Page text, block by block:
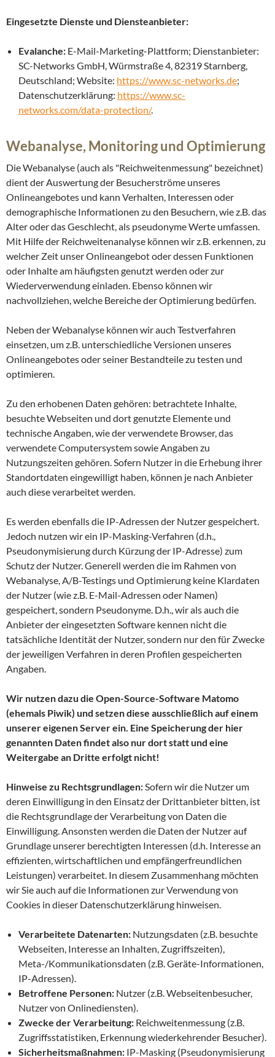
Eingesetzte Dienste und Diensteanbieter:
Evalanche: E-Mail-Marketing-Plattform; Dienstanbieter:
SC-Networks GmbH, Würmstraße 4, 82319 Starnberg,
Deutschland; Website: https://www.sc-networks.de;
Datenschutzerklärung: https://www.sc-
networks.com/data-protection/.
Webanalyse, Monitoring und Optimierung
Die Webanalyse (auch als "Reichweitenmessung" bezeichnet)
dient der Auswertung der Besucherströme unseres
Onlineangebotes und kann Verhalten, Interessen oder
demographische Informationen zu den Besuchern, wie z.B. das
Alter oder das Geschlecht, als pseudonyme Werte umfassen.
Mit Hilfe der Reichweitenanalyse können wir z.B. erkennen, zu
welcher Zeit unser Onlineangebot oder dessen Funktionen
oder Inhalte am häufigsten genutzt werden oder zur
Wiederverwendung einladen. Ebenso können wir
nachvollziehen, welche Bereiche der Optimierung bedürfen.
Neben der Webanalyse können wir auch Testverfahren
einsetzen, um z.B. unterschiedliche Versionen unseres
Onlineangebotes oder seiner Bestandteile zu testen und
optimieren.
Zu den erhobenen Daten gehören: betrachtete Inhalte,
besuchte Webseiten und dort genutzte Elemente und
technische Angaben, wie der verwendete Browser, das
verwendete Computersystem sowie Angaben zu
Nutzungszeiten gehören. Sofern Nutzer in die Erhebung ihrer
Standortdaten eingewilligt haben, können je nach Anbieter
auch diese verarbeitet werden.
Es werden ebenfalls die IP-Adressen der Nutzer gespeichert.
Jedoch nutzen wir ein IP-Masking-Verfahren (d.h.,
Pseudonymisierung durch Kürzung der IP-Adresse) zum
Schutz der Nutzer. Generell werden die im Rahmen von
Webanalyse, A/B-Testings und Optimierung keine Klardaten
der Nutzer (wie z.B. E-Mail-Adressen oder Namen)
gespeichert, sondern Pseudonyme. D.h., wir als auch die
Anbieter der eingesetzten Software kennen nicht die
tatsächliche Identität der Nutzer, sondern nur den für Zwecke
der jeweiligen Verfahren in deren Profilen gespeicherten
Angaben.
Wir nutzen dazu die Open-Source-Software Matomo
(ehemals Piwik) und setzen diese ausschließlich auf einem
unserer eigenen Server ein. Eine Speicherung der hier
genannten Daten findet also nur dort statt und eine
Weitergabe an Dritte erfolgt nicht!
Hinweise zu Rechtsgrundlagen:Sofern wir die Nutzer um
deren Einwilligung in den Einsatz der Drittanbieter bitten, ist
die Rechtsgrundlage der Verarbeitung von Daten die
Einwilligung. Ansonsten werden die Daten der Nutzer auf
Grundlage unserer berechtigten Interessen (d.h. Interesse an
effizienten, wirtschaftlichen und empfängerfreundlichen
Leistungen) verarbeitet. In diesem Zusammenhang möchten
wir Sie auch auf die Informationen zur Verwendung von
Cookies in dieser Datenschutzerklärung hinweisen.
Verarbeitete Datenarten: Nutzungsdaten (z.B. besuchte
Webseiten, Interesse an Inhalten, Zugriffszeiten),
Meta-/Kommunikationsdaten (z.B. Geräte-Informationen,
IP-Adressen).
Betroffene Personen: Nutzer (z.B. Webseitenbesucher,
Nutzer von Onlinediensten).
Zwecke der Verarbeitung: Reichweitenmessung (z.B.
Zugriffsstatistiken, Erkennung wiederkehrender Besucher).
Sicherheitsmaßnahmen: IP-Masking (Pseudonymisierung